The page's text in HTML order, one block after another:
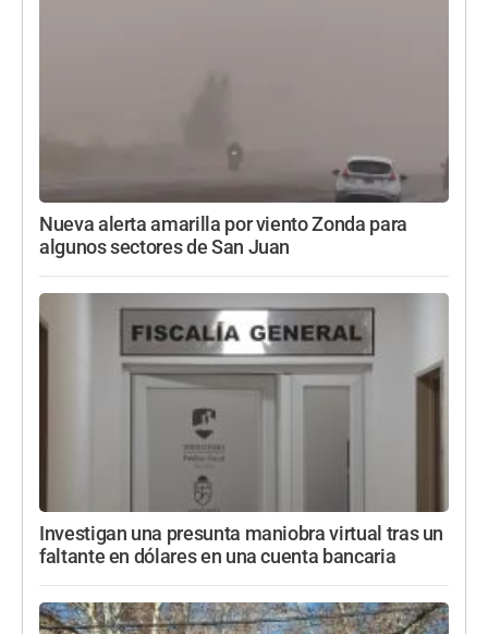
Nueva alerta amarilla por viento Zonda para
algunos sectores de San Juan
Investigan una presunta maniobra virtual tras un
faltante en dólares en una cuenta bancaria